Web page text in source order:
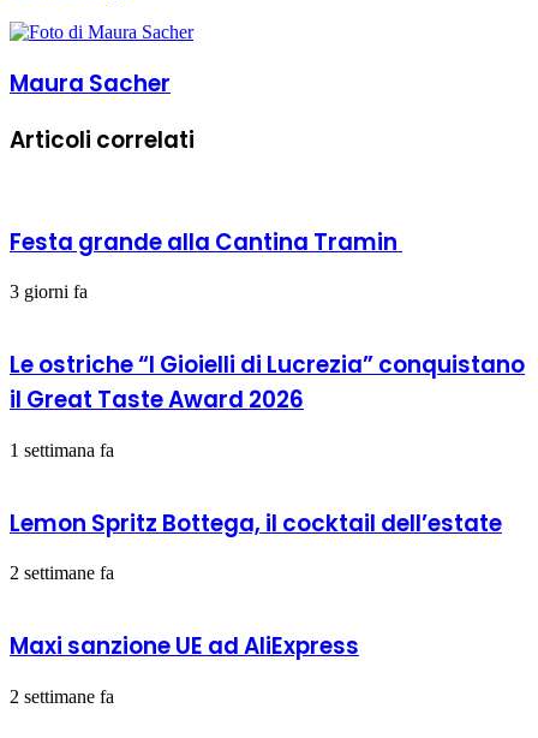
Maura Sacher
Articoli correlati
Festa grande alla Cantina Tramin
3 giorni fa
Le ostriche “I Gioielli di Lucrezia” conquistano
il Great Taste Award 2026
1 settimana fa
Lemon Spritz Bottega, il cocktail dell’estate
2 settimane fa
Maxi sanzione UE ad AliExpress
2 settimane fa